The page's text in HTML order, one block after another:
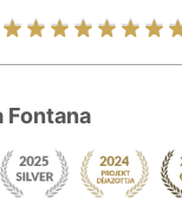
Fontana